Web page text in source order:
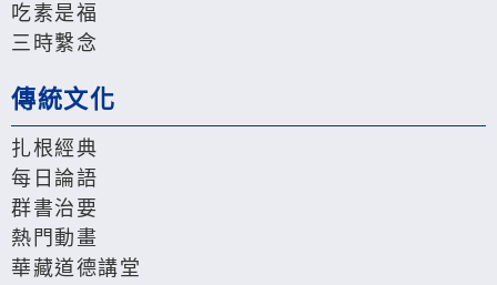
吃素是福
三時繫念
傳統文化
扎根經典
每日論語
群書治要
熱門動畫
華藏道德講堂